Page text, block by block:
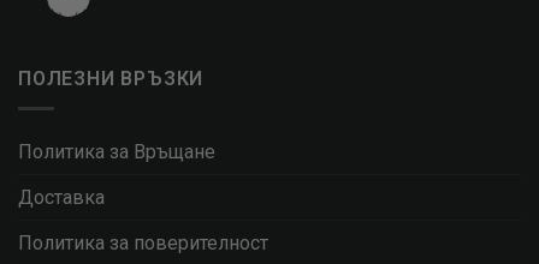
ПОЛЕЗНИ ВРЪЗКИ
Политика за Връщане
Доставка
Политика за поверителност